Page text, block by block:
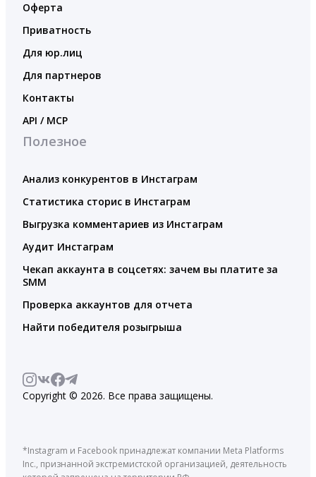
Оферта
Приватность
Для юр.лиц
Для партнеров
Контакты
API / MCP
Полезное
Анализ конкурентов в Инстаграм
Статистика сторис в Инстаграм
Выгрузка комментариев из Инстаграм
Аудит Инстаграм
Чекап аккаунта в соцсетях: зачем вы платите за
SMM
Проверка аккаунтов для отчета
Найти победителя розыгрыша
Copyright © 2026. Все права защищены.
*Instagram и Facebook принадлежат компании Meta Platforms
Inc., признанной экстремистской организацией, деятельность